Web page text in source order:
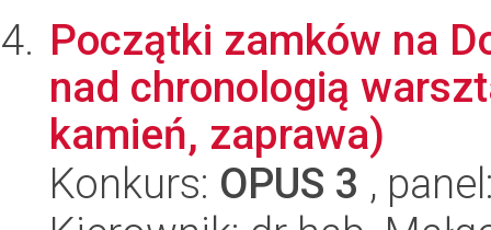
Początki zamków na
nad chronologią
kamień, zaprawa)
Konkurs: OPUS 3 ,